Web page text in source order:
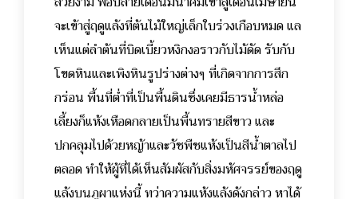
จะเข้าสู่ฤดูแล้งที่ต้นไม้ใหญ่เล็กใบร่วงเกือบหมด แล
เห็นแต่ลำต้นที่บิดเบี้ยวหงิกงอราวกับไม้ดัด รับกับ
โขดหินและเพิงหินรูปร่างต่างๆ ที่เกิดจากการสึก
กร่อน พื้นที่ต่ำที่เป็นพื้นดินซึ่งเคยมีธารน้ำหล่อ
เลี้ยงก็แห้งเหือดกลายเป็นพื้นทรายสีขาว และ
ปกคลุมไปด้วยหญ้าและวัชพืชแห้งเป็นสีน้ำตาลไป
ตลอด ทำให้ผู้ที่ได้เห็นสัมผัสกับสิ่งมหัศจรรย์ของฤดู
แล้งบนภูผาแห่งนี้ ทว่าความแห้งแล้งดังกล่าว หาได้